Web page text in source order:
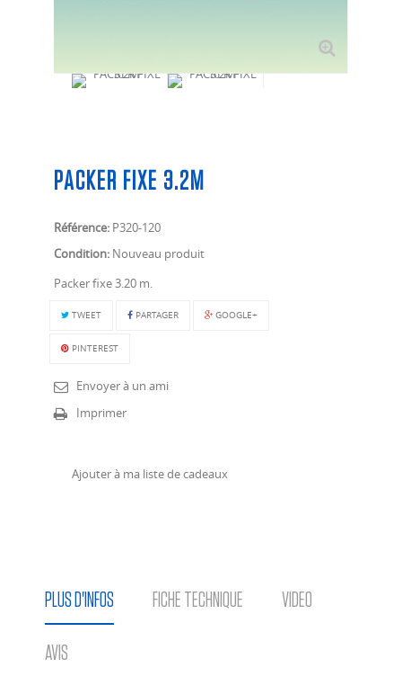
PACKER FIXE 3.2M
Référence: P320-120
Condition: Nouveau produit
Packer fixe 3.20 m.
TWEET PARTAGER GOOGLE+
PINTEREST
Envoyer à un ami
Imprimer
Ajouter à ma liste de cadeaux
PLUS D'INFOS FICHE TECHNIQUE VIDEO
AVIS